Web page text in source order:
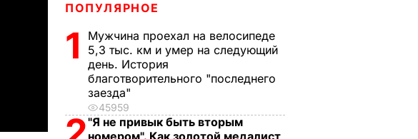
ПОПУЛЯРНОЕ
1
Мужчина проехал на велосипеде
5,3 тыс. км и умер на следующий
день. История
благотворительного "последнего
заезда"
45959
"Я не привык быть вторым
номером". Как золотой медалист